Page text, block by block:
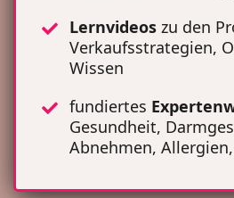
Lernvideos zu den
Verkaufsstrategien,
Wissen
fundiertes
Gesundheit,
Abnehmen,